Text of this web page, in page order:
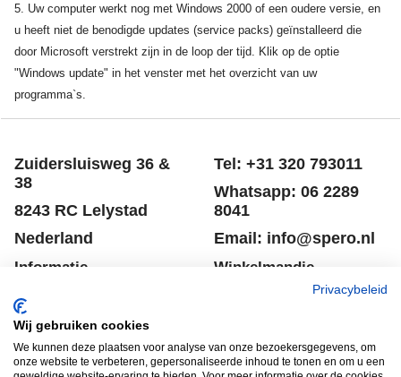
5. Uw computer werkt nog met Windows 2000 of een oudere versie, en
u heeft niet de benodigde updates (service packs) geïnstalleerd die
door Microsoft verstrekt zijn in de loop der tijd. Klik op de optie
"Windows update" in het venster met het overzicht van uw
programma`s.
Zuidersluisweg 36 &
38
8243 RC Lelystad
Nederland
Informatie
Tel: +31 320 793011
Whatsapp: 06 2289
8041
Email: info@spero.nl
Winkelmandje
Contact
Voorwaarden
Winkelmandje
Garantie voorwaarden
Privacybeleid
Wij gebruiken cookies
We kunnen deze plaatsen voor analyse van onze bezoekersgegevens, om
onze website te verbeteren, gepersonaliseerde inhoud te tonen en om u een